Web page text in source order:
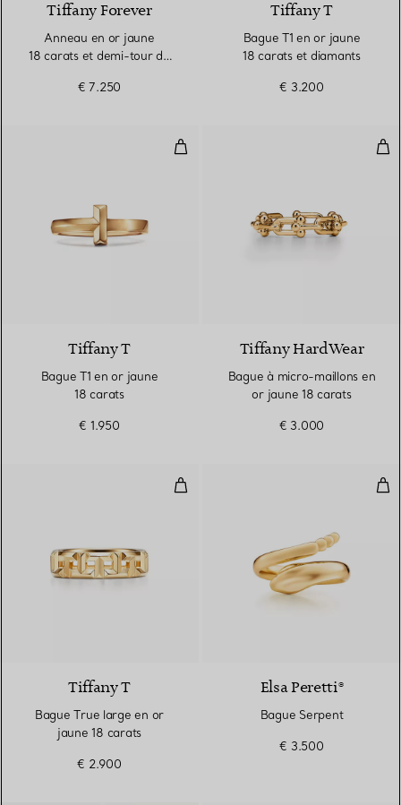
Tiffany Forever
Anneau en or jaune
18 carats et demi-tour de
€ 7.250
Tiffany T
Bague T1 en or jaune
18 carats et diamants
€ 3.200
Bague T1 en or jaune 18 carats
Tiffany T
Bague T1 en or jaune
18 carats
€ 1.950
Tiffany HardWear
Bague à micro-maillons en
or jaune 18 carats
€ 3.000
Bague True large en or jaune 18
Tiffany T
Bague True large en or
jaune 18 carats
€ 2.900
Elsa Peretti®
Bague Serpent
€ 3.500